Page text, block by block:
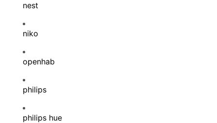
nest
niko
openhab
philips
philips hue